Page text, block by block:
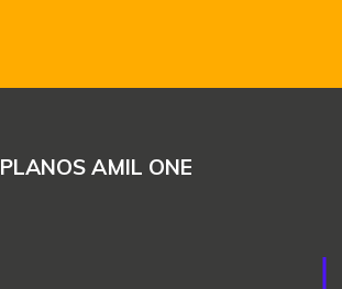
PLANOS AMIL ONE